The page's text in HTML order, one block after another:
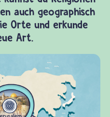
auch geographisch
Orte und erkunde
Art.